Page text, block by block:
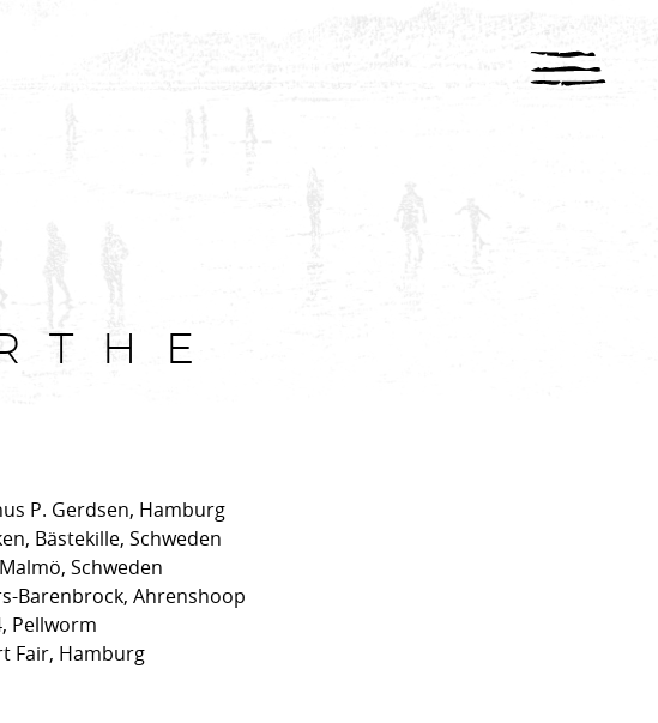
P. Gerdsen, Hamburg
Bästekille, Schweden
Schweden
Barenbrock, Ahrenshoop
Pellworm
Fair, Hamburg